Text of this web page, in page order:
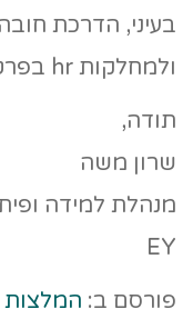
בעיני, הדרכת
ולמחלקות hr בפרט.
תודה,
שרון משה
מנהלת למידה
EY
פורסם ב: